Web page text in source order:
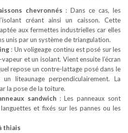
chevronnés : Dans ce cas, les
créant ainsi un caisson. Cette
aux fermettes industrielles car elles
unis par un système de triangulation.
: Un voligeage continu est posé sur les
et un isolant. Vient ensuite l’écran
repose un contre-lattage posé dans le
liteaunage perpendiculairement. La
la pose de la toiture.
sandwich : Les panneaux sont
et fixés sur les pannes ou les
thiais